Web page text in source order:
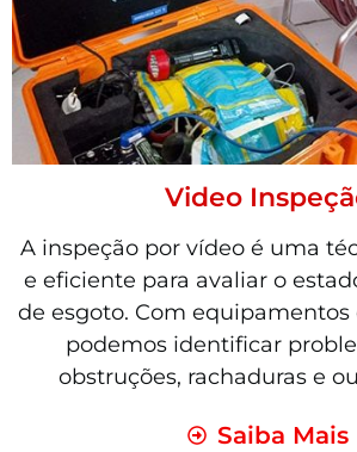
Video
A inspeção por vídeo é uma
e eficiente para avaliar o
de esgoto. Com equipamentos
podemos identificar
obstruções, rachaduras e
Saiba Mais